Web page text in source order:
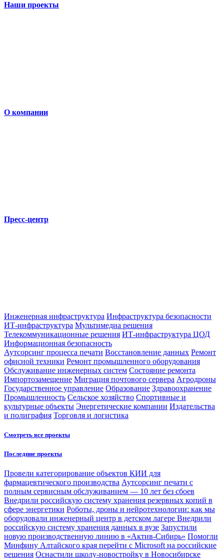
Наши проекты
О компании
Пресс-центр
Инженерная инфраструктура Инфраструктура безопасности
ИТ-инфраструктура Мультимедиа решения
Телекоммуникационные решения ИТ-инфраструктура ЦОД
Информационная безопасность
Аутсорсинг процесса печати Восстановление данных Ремонт
офисной техники Ремонт промышленного оборудования
Обслуживание инженерных систем Состояние ремонта
Импортозамещение Миграция почтового сервера Агродроны
Государственное управление Образование Здравоохранение
Промышленность Сельское хозяйство Спортивные и
культурные объекты Энергетические компании Издательства
и полиграфия Торговля и логистика
Смотреть все проекты
Последние проекты
Провели категорирование объектов КИИ для
фармацевтического производства Аутсорсинг печати с
полным сервисным обслуживанием — 10 лет без сбоев
Внедрили российскую систему хранения резервных копий в
сфере энергетики Роботы, дроны и нейротехнологии: как мы
оборудовали инженерный центр в детском лагере Внедрили
российскую систему хранения данных в вузе Запустили
новую производственную линию в «Актив-Сибирь» Помогли
Минфину Алтайского края перейти с Microsoft на российские
решения Оснастили школу-новостройку в Новосибирске